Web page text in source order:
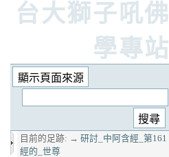
台大獅子吼佛
學專站
目前的足跡: → 研討_中阿含經_第161
經的_世尊